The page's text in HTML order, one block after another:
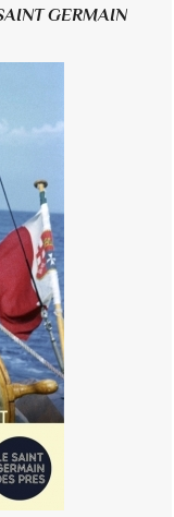
GERMAIN